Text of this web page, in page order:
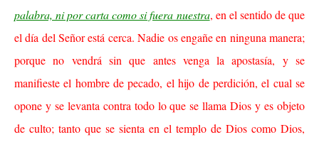
palabra, ni por carta como si fuera nuestra, en el sentido de que
el día del Señor está cerca. Nadie os engañe en ninguna manera;
porque no vendrá sin que antes venga la apostasía, y se
manifieste el hombre de pecado, el hijo de perdición, el cual se
opone y se levanta contra todo lo que se llama Dios y es objeto
de culto; tanto que se sienta en el templo de Dios como Dios,